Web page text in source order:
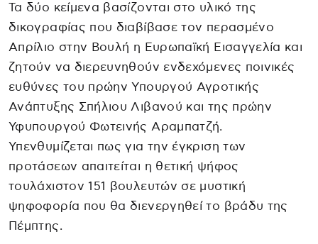
Τα δύο κείμενα βασίζονται στο υλικό της
δικογραφίας που διαβίβασε τον περασμένο
Απρίλιο στην Βουλή η Ευρωπαϊκή Εισαγγελία και
ζητούν να διερευνηθούν ενδεχόμενες ποινικές
ευθύνες του πρώην Υπουργού Αγροτικής
Ανάπτυξης Σπήλιου Λιβανού και της πρώην
Υφυπουργού Φωτεινής Αραμπατζή.
Υπενθυμίζεται πως για την έγκριση των
προτάσεων απαιτείται η θετική ψήφος
τουλάχιστον 151 βουλευτών σε μυστική
ψηφοφορία που θα διενεργηθεί το βράδυ της
Πέμπτης.